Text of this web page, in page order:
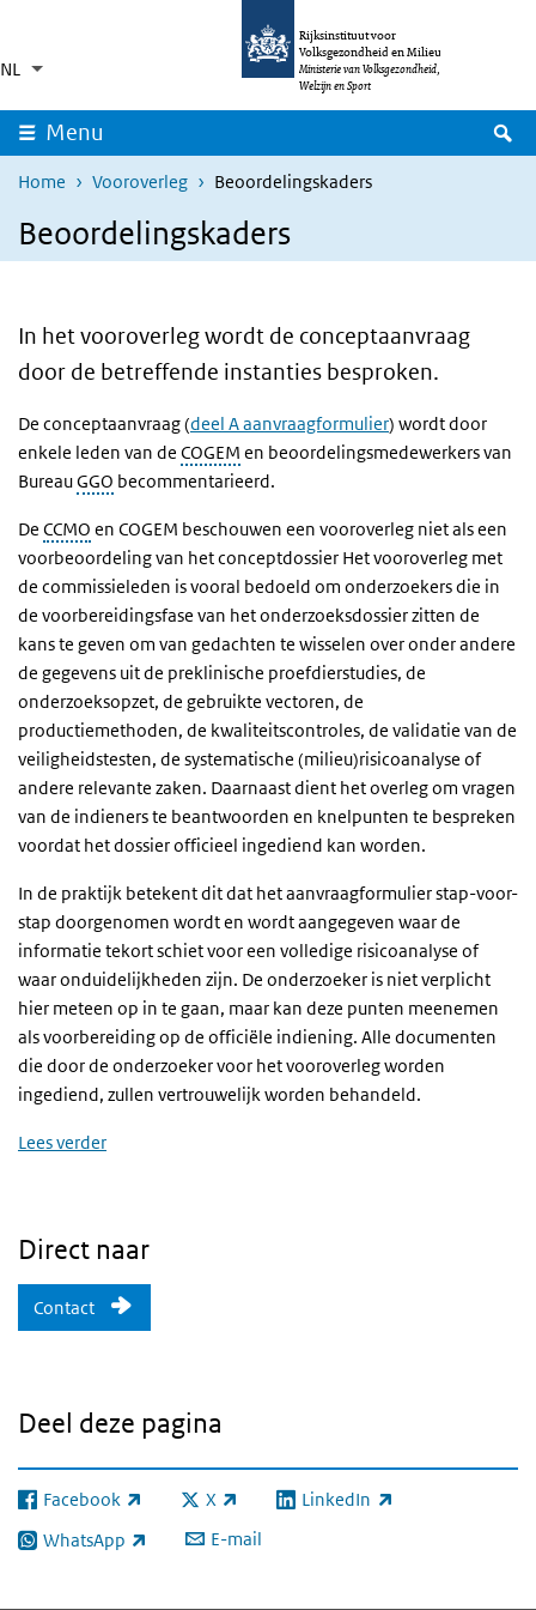
Overslaan en naar de inhoud gaan
Rijksinstituut voor
Volksgezondheid en Milieu
Ministerie van Volksgezondheid,
Welzijn en Sport
NL Taalkeuze
Aanvullende acties weergeven
Ingeklapt
Menu
Home Vooroverleg Beoordelingskaders
Beoordelingskaders
In het vooroverleg wordt de conceptaanvraag
door de betreffende instanties besproken.
De conceptaanvraag (deel A aanvraagformulier) wordt door
enkele leden van de COGEM en beoordelingsmedewerkers van
BureauGGO becommentarieerd.
De CCMO en COGEM beschouwen een vooroverleg niet als een
voorbeoordeling van het conceptdossier Het vooroverleg met
de commissieleden is vooral bedoeld om onderzoekers die in
de voorbereidingsfase van het onderzoeksdossier zitten de
kans te geven om van gedachten te wisselen over onder andere
de gegevens uit de preklinische proefdierstudies, de
onderzoeksopzet, de gebruikte vectoren, de
productiemethoden, de kwaliteitscontroles, de validatie van de
veiligheidstesten, de systematische (milieu)risicoanalyse of
andere relevante zaken. Daarnaast dient het overleg om vragen
van de indieners te beantwoorden en knelpunten te bespreken
voordat het dossier officieel ingediend kan worden.
In de praktijk betekent dit dat het aanvraagformulier stap-voor-
stap doorgenomen wordt en wordt aangegeven waar de
informatie tekort schiet voor een volledige risicoanalyse of
waar onduidelijkheden zijn. De onderzoeker is niet verplicht
hier meteen op in te gaan, maar kan deze punten meenemen
als voorbereiding op de officiële indiening. Alle documenten
die door de onderzoeker voor het vooroverleg worden
ingediend, zullen vertrouwelijk worden behandeld.
Lees verder
Direct naar
Contact
Deel deze pagina
Facebook
(externe link) X
(externe link) LinkedIn
(externe link)
WhatsApp
(externe link) E-mail